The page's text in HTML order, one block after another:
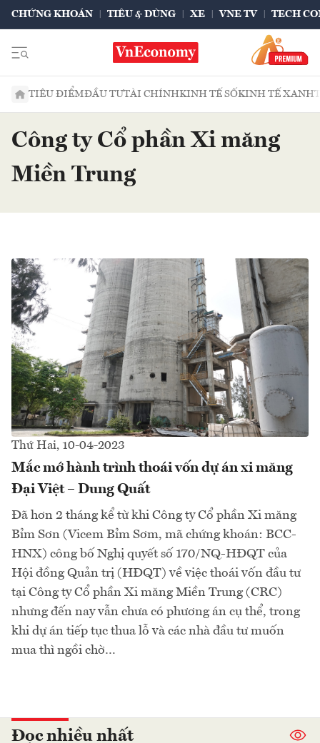
CHỨNG KHOÁN TIÊU & DÙNG XE VNE TV TECH
TIÊU ĐIỂMĐẦU TƯTÀI CHÍNHKINH TẾ SỐKINH TẾ XANH
Công ty Cổ phần Xi măng
Miền Trung
Thứ Hai, 10-04-2023
Mắc mớ hành trình thoái vốn dự án xi măng
Đại Việt – Dung Quất
Đã hơn 2 tháng kể từ khi Công ty Cổ phần Xi măng
Bỉm Sơn (Vicem Bỉm Sơm, mã chứng khoán: BCC-
HNX) công bố Nghị quyết số 170/NQ-HĐQT của
Hội đồng Quản trị (HĐQT) về việc thoái vốn đầu tư
tại Công ty Cổ phần Xi măng Miền Trung (CRC)
nhưng đến nay vẫn chưa có phương án cụ thể, trong
khi dự án tiếp tục thua lỗ và các nhà đầu tư muốn
mua thì ngồi chờ…
Đọc nhiều nhất